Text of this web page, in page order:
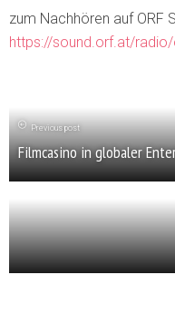
zum Nachhören auf ORF
https://sound.orf.at/
Previous post
Filmcasino in globaler